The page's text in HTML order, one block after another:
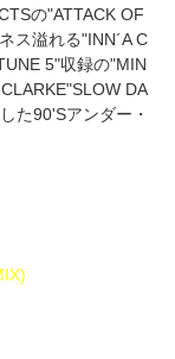
の"ATTACK OF
ス溢れる"INN´A C
5"収録の"MIN
DA
た90'Sアンダー・